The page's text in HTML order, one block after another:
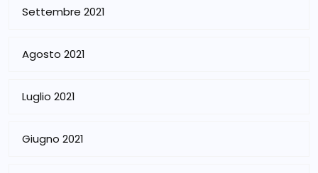
Settembre 2021
Agosto 2021
Luglio 2021
Giugno 2021